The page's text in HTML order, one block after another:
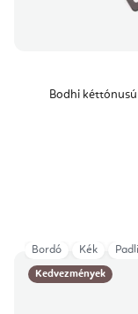
Bodhi
Kedvezmények
Bordó Kék